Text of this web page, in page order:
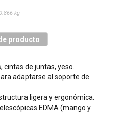
kg
producto
cintas de juntas, yeso.
adaptarse al soporte de
ligera y ergonómica.
EDMA (mango y